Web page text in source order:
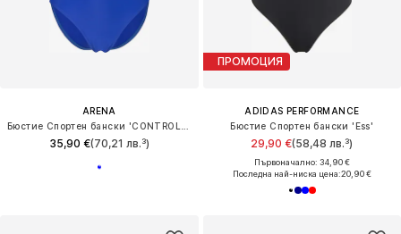
ARENA
35,90 €(70,21 лв.³)
ПРОМОЦИЯ
ADIDAS PERFORMANCE
Бюстие Спортен бански 'Ess'
29,90 €(58,48 лв.³)
Първоначално: 34,90 €
Последна най-ниска цена:20,90 €